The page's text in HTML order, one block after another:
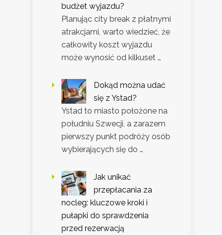
budżet wyjazdu?
Planując city break z płatnymi
atrakcjami, warto wiedzieć, że
całkowity koszt wyjazdu
może wynosić od kilkuset …
Dokąd można udać
się z Ystad?
Ystad to miasto położone na
południu Szwecji, a zarazem
pierwszy punkt podróży osób
wybierających się do …
Jak unikać
przepłacania za
nocleg: kluczowe kroki i
pułapki do sprawdzenia
przed rezerwacją